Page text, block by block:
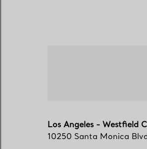
Los Angeles - Westfield
10250 Santa Monica